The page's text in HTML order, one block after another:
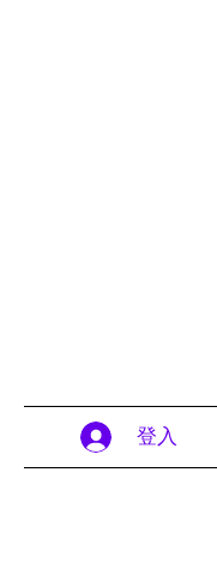
登入